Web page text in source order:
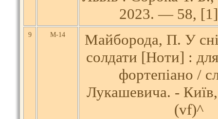
2023. — 58,
9 М-14
Майборода, П. У
солдати [Ноти] :
фортепіано /
Лукашевича. -
(vf)^